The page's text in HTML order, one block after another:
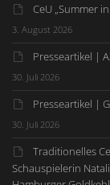
CeU „Summer
3. August 2026
Presseartikel |
30. Juli 2026
Presseartikel |
30. Juli 2026
Traditionelles
Schauspielerin